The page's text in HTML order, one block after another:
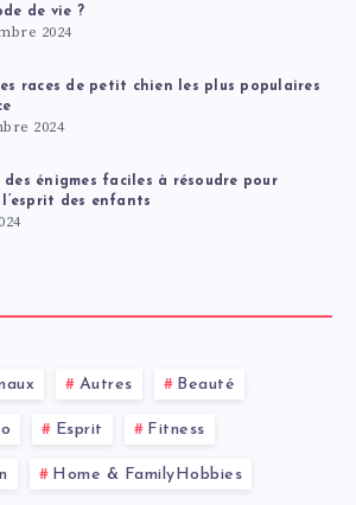
de vie ?
2024
races de petit chien les plus populaires
2024
des énigmes faciles à résoudre pour
des enfants
Autres Beauté
Esprit Fitness
Home & FamilyHobbies